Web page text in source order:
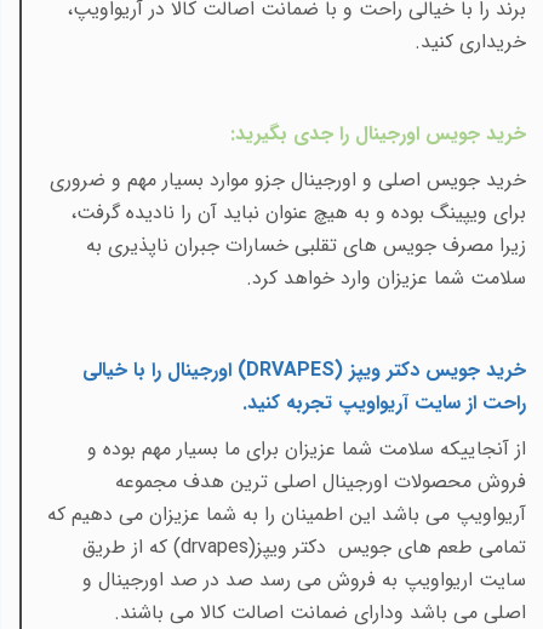
برند را با خیالی راحت و با ضمانت اصالت کالا در آریواویپ،
خریداری کنید.
خرید جویس اورجینال را جدی بگیرید:
خرید جویس اصلی و اورجینال جزو موارد بسیار مهم و ضروری
برای ویپینگ بوده و به هیچ عنوان نباید آن را نادیده گرفت،
زیرا مصرف جویس های تقلبی خسارات جبران ناپذیری به
سلامت شما عزیزان وارد خواهد کرد.
خرید جویس دکتر ویپز (DRVAPES) اورجینال را با خیالی
راحت از سایت آریواویپ تجربه کنید.
از آنجاییکه سلامت شما عزیزان برای ما بسیار مهم بوده و
فروش محصولات اورجینال اصلی ترین هدف مجموعه
آریواویپ می باشد این اطمینان را به شما عزیزان می دهیم که
تمامی طعم های جویس دکتر ویپز(drvapes) که از طریق
سایت اریواویپ به فروش می رسد صد در صد اورجینال و
اصلی می باشد ودارای ضمانت اصالت کالا می باشند.